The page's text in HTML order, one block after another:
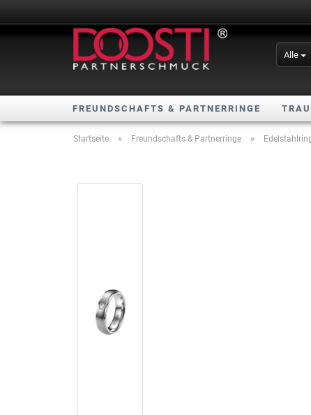
Alle
FREUNDSCHAFTS & PARTNERRINGE
Startseite » Freundschafts & Partnerringe »